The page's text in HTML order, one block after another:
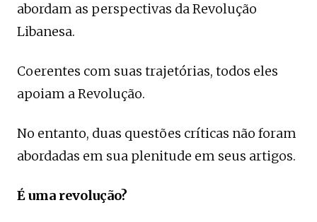
abordam as perspectivas da Revolução
Libanesa.
Coerentes com suas trajetórias, todos eles
apoiam a Revolução.
No entanto, duas questões críticas não foram
abordadas em sua plenitude em seus artigos.
É uma revolução?